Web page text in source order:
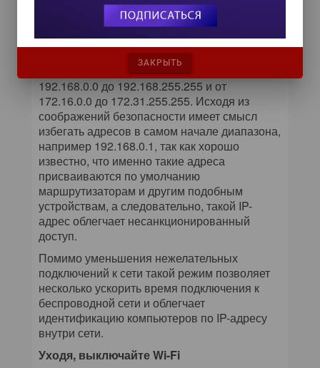
присвоить ему и каждому компьютеру в сети
уникальный IP-адрес. Определяя последний,
не стоит забывать о том, что для локальных
IP-адресов используются три диапазона
значений: от 10.0.0.0 до 10.255.255.255, от
192.168.0.0 до 192.168.255.255 и от
172.16.0.0 до 172.31.255.255. Исходя из
соображений безопасности имеет смысл
избегать адресов в самом начале диапазона,
например 192.168.0.1, так как хорошо
известно, что именно такие адреса
присваиваются по умолчанию
маршрутизаторам и другим подобным
устройствам, а следовательно, такой IP-
адрес облегчает несанкционированный
доступ.
Помимо уменьшения нежелательных
подключений к сети такой режим позволяет
несколько ускорить время подключения к
беспроводной сети и облегчает
идентификацию компьютеров по IP-адресу
внутри сети.
Уходя, выключайте Wi-Fi
ЗАКРЫТЬ